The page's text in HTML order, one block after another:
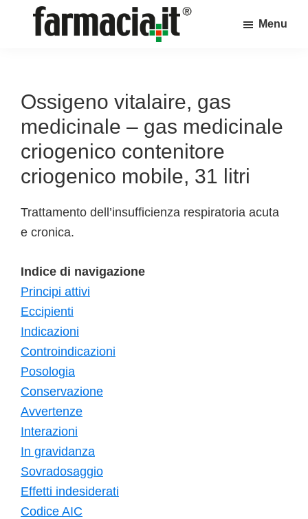
sul
mondo
della
farmacia
online
Menu
Ossigeno vitalaire, gas
medicinale – gas medicinale
criogenico contenitore
criogenico mobile, 31 litri
Trattamento dell’insufficienza respiratoria acuta
e cronica.
Indice di navigazione
Principi attivi
Eccipienti
Indicazioni
Controindicazioni
Posologia
Conservazione
Avvertenze
Interazioni
In gravidanza
Sovradosaggio
Effetti indesiderati
Codice AIC